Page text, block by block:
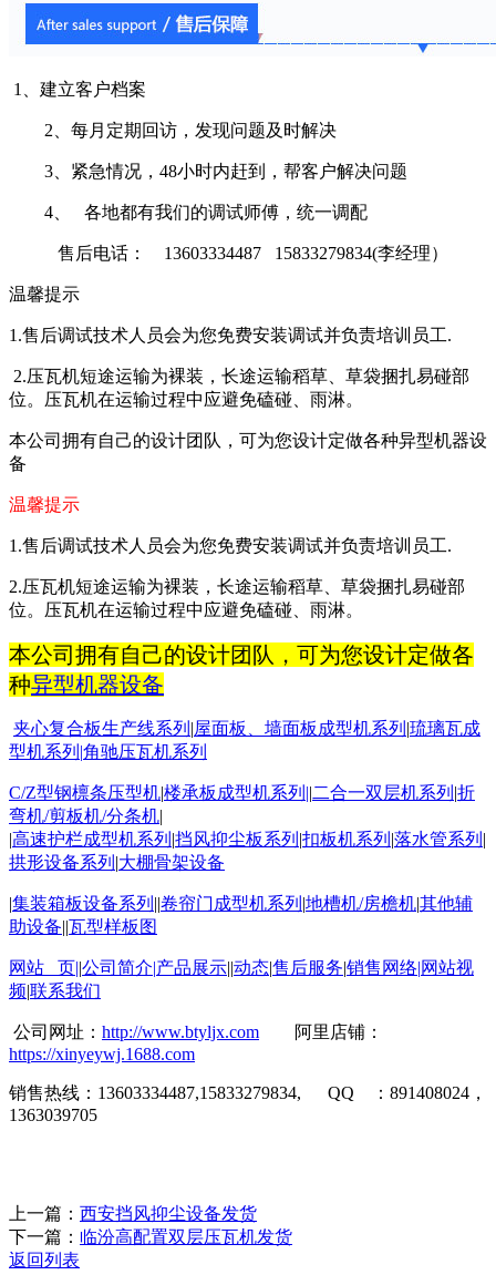
1、建立客户档案
2、每月定期回访，发现问题及时解决
3、紧急情况，48小时内赶到，帮客户解决问题
4、 各地都有我们的调试师傅，统一调配
售后电话： 13603334487 15833279834(李经理）
温馨提示
1.售后调试技术人员会为您免费安装调试并负责培训员工.
2.压瓦机短途运输为裸装，长途运输稻草、草袋捆扎易碰部
位。压瓦机在运输过程中应避免磕碰、雨淋。
本公司拥有自己的设计团队，可为您设计定做各种异型机器设
备
温馨提示
1.售后调试技术人员会为您免费安装调试并负责培训员工.
2.压瓦机短途运输为裸装，长途运输稻草、草袋捆扎易碰部
位。压瓦机在运输过程中应避免磕碰、雨淋。
本公司拥有自己的设计团队，可为您设计定做各
种异型机器设备
夹心复合板生产线系列 |屋面板 、墙面板成型机系列 |琉璃瓦成
型机系列 |角驰压瓦机系列
C/Z型钢檩条压型机|楼承板成型机系列 ||二合一双层机系列 |折
弯机/剪板机/分条机|
|高速护栏成型机系列 |挡风抑尘板系列 |扣板机系列 |落水管系列 |
拱形设备系列 |大棚骨架设备
|集装箱板设备系列 ||卷帘门成型机系列 |地槽机/房檐机|其他辅
助设备||瓦型样板图
网站 页||公司简介|产品展示||动态|售后服务|销售网络|网站视
频|联系我们
公司网址： http://www.btyljx.com
阿里店铺：
https://xinyeywj.1688.com
销售热线： 13603334487,15833279834, QQ ： 891408024 ，
1363039705
上一篇： 西安挡风抑尘设备发货
下一篇： 临汾高配置双层压瓦机发货
返回列表